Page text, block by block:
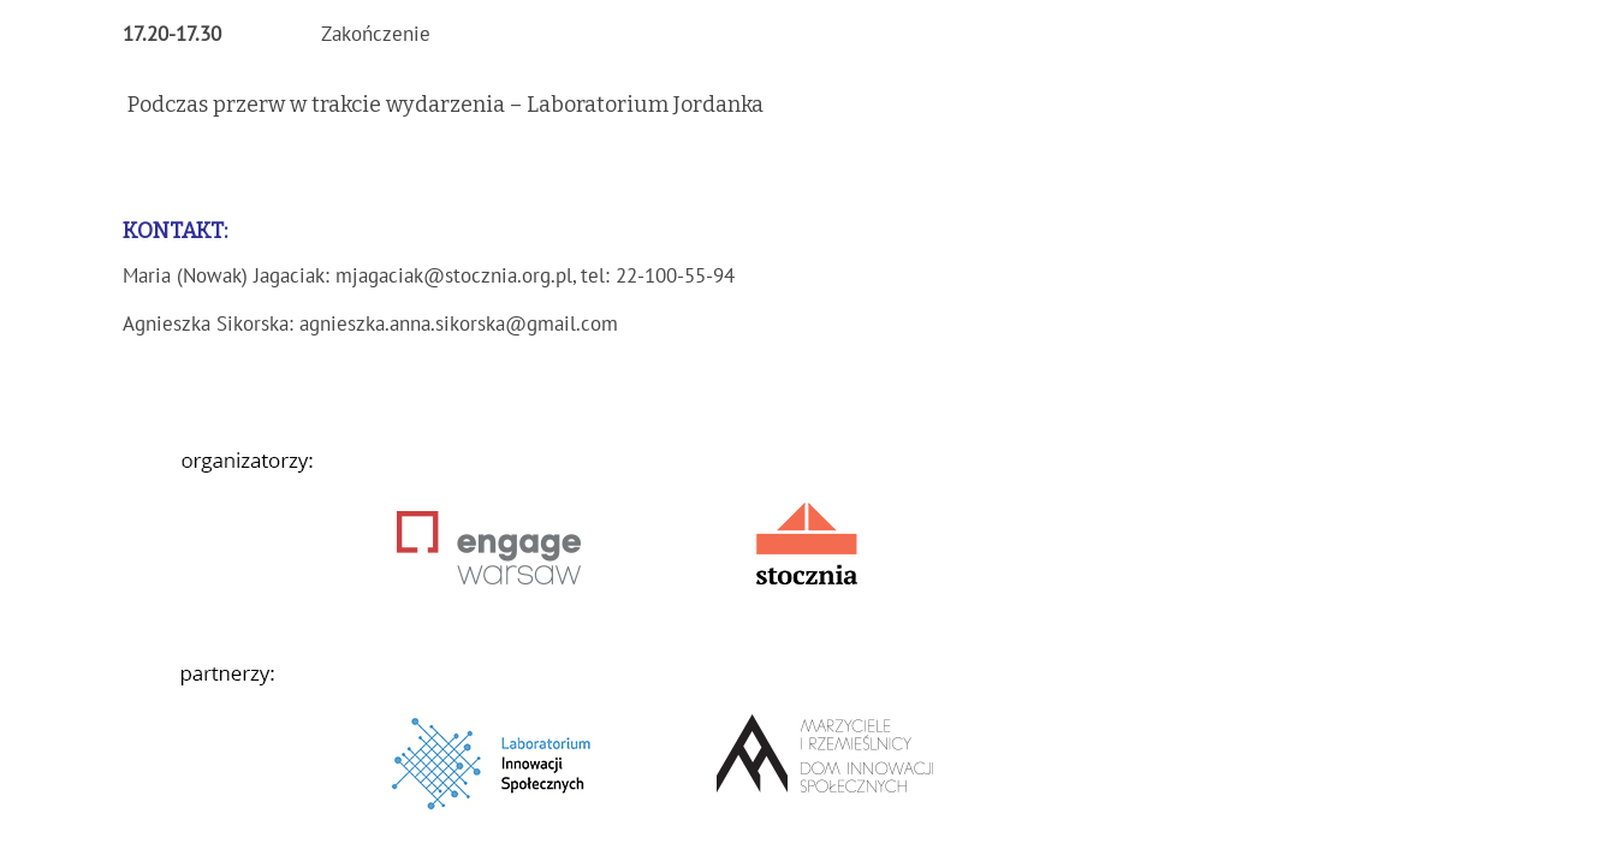
17.20-17.30 Zakończenie
Podczas przerw w trakcie wydarzenia – Laboratorium Jordanka
KONTAKT:
Maria (Nowak) Jagaciak: mjagaciak@stocznia.org.pl, tel: 22-100-55-94
Agnieszka Sikorska: agnieszka.anna.sikorska@gmail.com